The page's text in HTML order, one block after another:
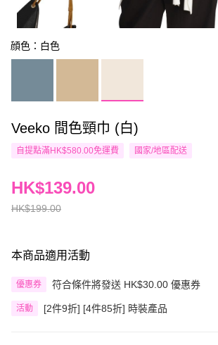
顔色：白色
Veeko 間色頸巾 (白)
自提點滿HK$580.00免運費 國家/地區配送
HK$199.00
HK$139.00
本商品適用活動
優惠券 符合條件將發送 HK$30.00 優惠券
活動 [2件9折] [4件85折] 時裝產品